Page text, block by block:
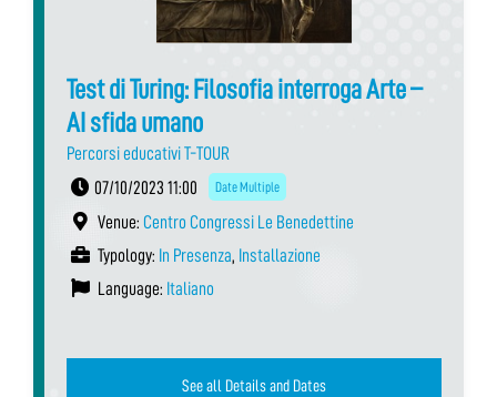
Test di Turing: Filosofia interroga Arte –
AI sfida umano
Percorsi educativi T-TOUR
07/10/2023 11:00
Date Multiple
Venue: Centro Congressi Le Benedettine
Typology: In Presenza, Installazione
Language: Italiano
See all Details and Dates